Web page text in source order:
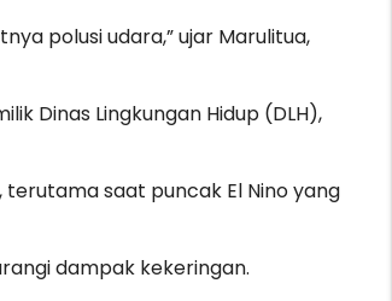
polusi udara,” ujar Marulitua,
Dinas Lingkungan Hidup (DLH),
terutama saat puncak El Nino yang
dampak kekeringan.